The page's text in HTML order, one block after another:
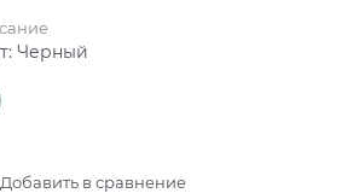
Черный
Добавить в сравнение